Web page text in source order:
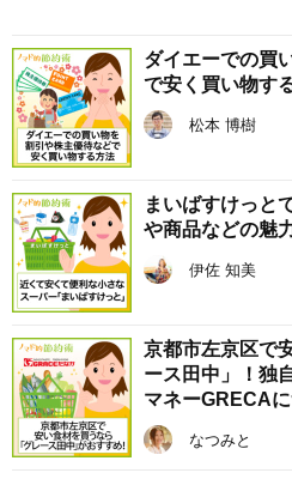
ダイエーでの買
で安く買い物す
松本 博樹
まいばすけっと
や商品などの魅
伊佐 知美
京都市左京区で
ース田中」！独
マネーGRECA
なつみと